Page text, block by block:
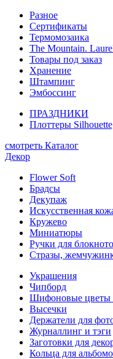
Разное
Сертификаты
Термомозаика
The Mountain.
Товары под заказ
Хранение
Штампинг
Эмбоссинг
ПРАЗДНИКИ
Плоттеры
смотреть Каталог
Декор
Flower Soft
Брадсы
Декупаж
Искусственная
Кружево
Миниатюры
Ручки для
Стразы,
Украшения
Чипборд
Шифоновые
Высечки
Держатели для
Журналлинг и тэги
Заготовки для
Кольца для